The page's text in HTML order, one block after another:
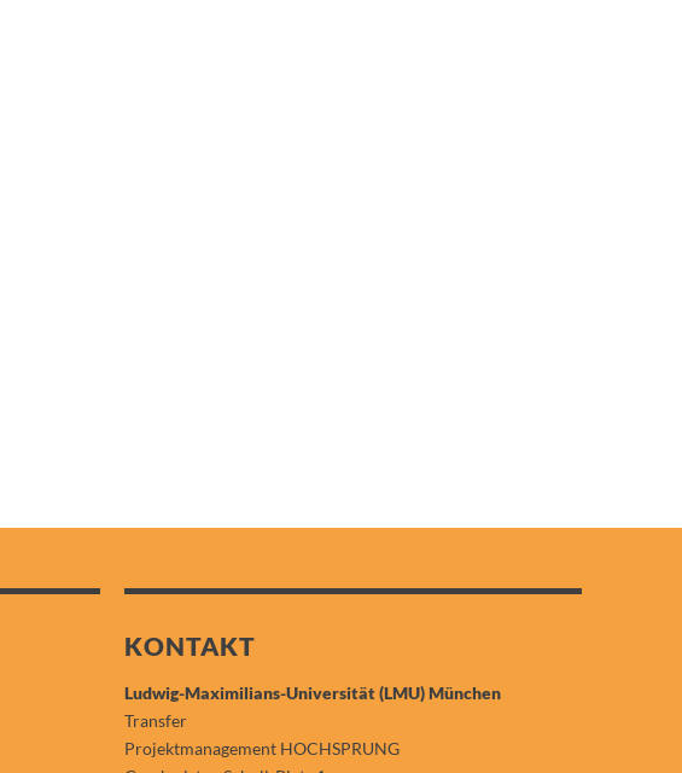
KONTAKT
Ludwig-Maximilians-Universität (LMU) München
Transfer
Projektmanagement HOCHSPRUNG